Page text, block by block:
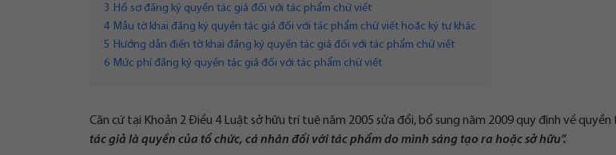
3 Hồ sơ đăng ký quyền tác giả đối với tác phẩm chữ viết
4 Mẫu tờ khai đăng ký quyền tác giả đối với tác phẩm chữ viết hoặc ký tự khác
5 Hướng dẫn điền tờ khai đăng ký quyền tác giả đối với tác phẩm chữ viết
6 Mức phí đăng ký quyền tác giả đối với tác phẩm chữ viết
Căn cứ tại Khoản 2 Điều 4 Luật sở hữu trí tuệ năm 2005 sửa đổi, bổ sung năm 2009 quy định về quyền
tác giả là quyền của tổ chức, cá nhân đối với tác phẩm do mình sáng tạo ra hoặc sở hữu”.